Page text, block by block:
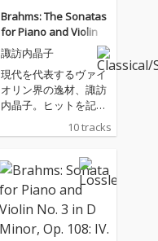
Brahms: The Sonatas
for Piano and Violin
諏訪内晶子
現代を代表するヴァイ
オリン界の逸材、諏訪
内晶子。ヒットを記録
した『J.S.バッハ：無伴
奏ヴァイオリン・ソナ
曲)』 から2 年半ぶりと
なるニュー・アルバ
ム。
10 tracks